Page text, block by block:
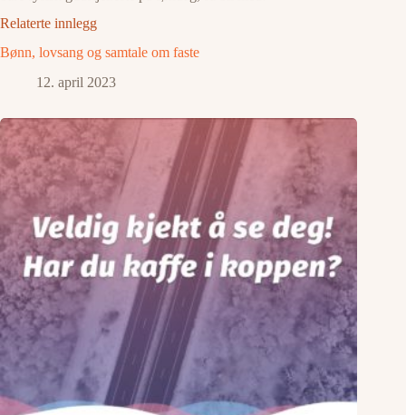
Relaterte innlegg
Bønn, lovsang og samtale om faste
12. april 2023